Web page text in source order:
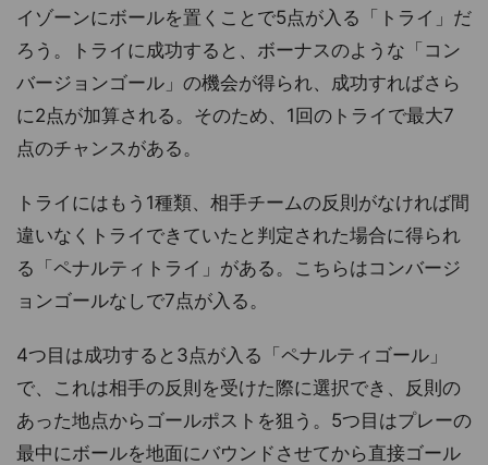
イゾーンにボールを置くことで5点が入る「トライ」だ
ろう。トライに成功すると、ボーナスのような「コン
バージョンゴール」の機会が得られ、成功すればさら
に2点が加算される。そのため、1回のトライで最大7
点のチャンスがある。
トライにはもう1種類、相手チームの反則がなければ間
違いなくトライできていたと判定された場合に得られ
る「ペナルティトライ」がある。こちらはコンバージ
ョンゴールなしで7点が入る。
4つ目は成功すると3点が入る「ペナルティゴール」
で、これは相手の反則を受けた際に選択でき、反則の
あった地点からゴールポストを狙う。5つ目はプレーの
最中にボールを地面にバウンドさせてから直接ゴール